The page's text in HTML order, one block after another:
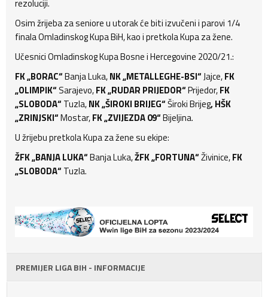
rezoluciji.
Osim žrijeba za seniore u utorak će biti izvučeni i parovi 1/4
finala Omladinskog Kupa BiH, kao i pretkola Kupa za žene.
Učesnici Omladinskog Kupa Bosne i Hercegovine 2020/21.:
FK „BORAC“Banja Luka,NK „METALLEGHE-BSI“Jajce,FK
„OLIMPIK“Sarajevo,FK „RUDAR PRIJEDOR“Prijedor,FK
„SLOBODA“ Tuzla,NK „ŠIROKI BRIJEG“Široki Brijeg, HŠK
„ZRINJSKI“Mostar,FK „ZVIJEZDA 09“Bijeljina.
U žrijebu pretkola Kupa za žene su ekipe:
ŽFK „BANJA LUKA“Banja Luka,ŽFK „FORTUNA“Živinice,FK
„SLOBODA“ Tuzla.
PREMIJER LIGA BIH - INFORMACIJE